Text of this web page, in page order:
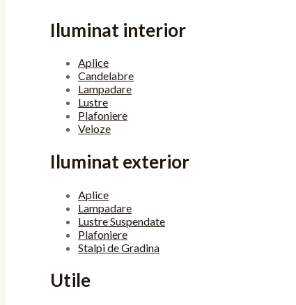
Iluminat interior
Aplice
Candelabre
Lampadare
Lustre
Plafoniere
Veioze
Iluminat exterior
Aplice
Lampadare
Lustre Suspendate
Plafoniere
Stalpi de Gradina
Utile